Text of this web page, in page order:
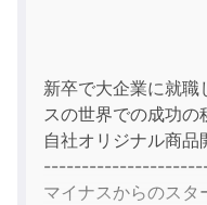
新卒で大企業に就
スの世界での成功の
自社オリジナル商品
マイナスからのスタ